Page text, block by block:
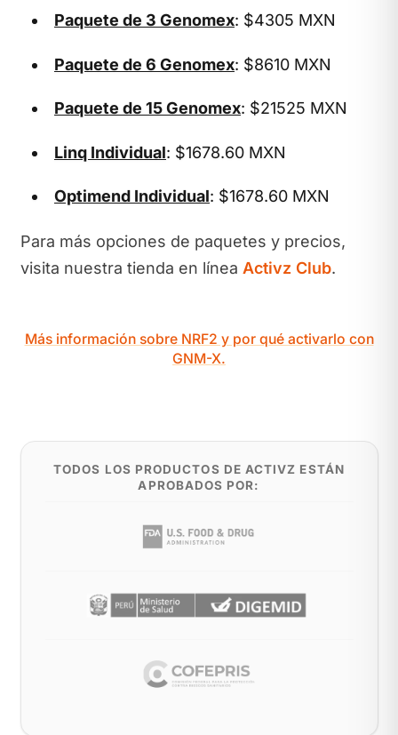
Paquete de 3 Genomex: $4305 MXN
Paquete de 6 Genomex: $8610 MXN
Paquete de 15 Genomex: $21525 MXN
Linq Individual: $1678.60 MXN
Optimend Individual: $1678.60 MXN
Para más opciones de paquetes y precios,
visita nuestra tienda en línea Activz Club.
Más información sobre NRF2 y por qué activarlo con
GNM-X.
TODOS LOS PRODUCTOS DE ACTIVZ ESTÁN
APROBADOS POR: